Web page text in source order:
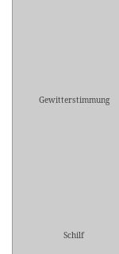
Gewitterstimmung
Schilf